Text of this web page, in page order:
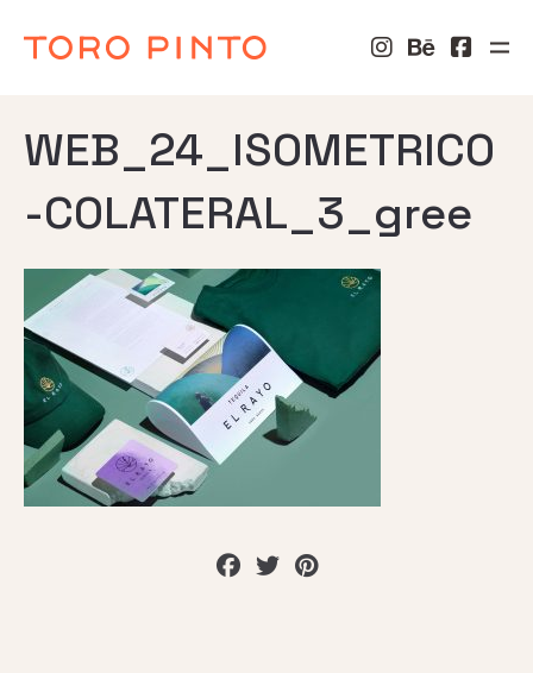
WEB_24_ISOMETRICO
-COLATERAL_3_gree